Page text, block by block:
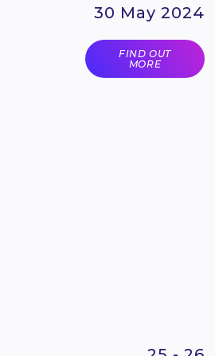
30 May 2024
FIND OUT
MORE